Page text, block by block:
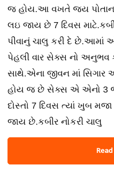
જ હોય.આ વખતે જય પોતાના
લઇ જાય છે 7 દિવસ
પીવાનું ચાલુ કરી દે છે.આમાં
પેહલી વાર સેક્સ નો અનુભવ
સાથે.એના જીવન માં
હોય જ છે સેક્સ એ એનો 3
દોસ્તો 7 દિવસ ત્યાં ખુબ
જાય છે.કબીર નોકરી ચાલુ